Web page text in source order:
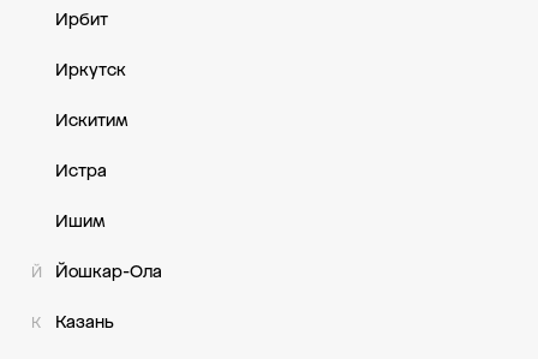
Ирбит
Иркутск
Искитим
Истра
Ишим
Й Йошкар-Ола
К Казань